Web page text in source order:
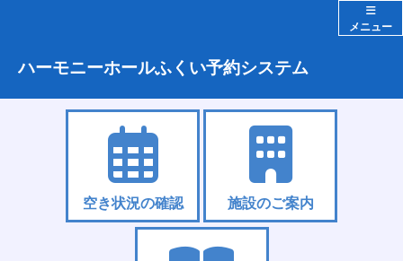
メニュー
ハーモニーホールふくい予約システム
空き状況の確認 施設のご案内